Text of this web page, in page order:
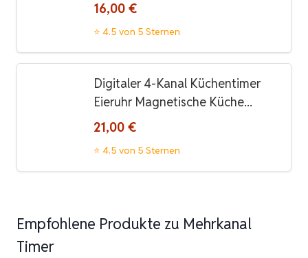
16,00 €
⭐ 4.5 von 5 Sternen
Digitaler 4-Kanal Küchentimer
Eieruhr Magnetische Küche...
21,00 €
⭐ 4.5 von 5 Sternen
Empfohlene Produkte zu Mehrkanal
Timer